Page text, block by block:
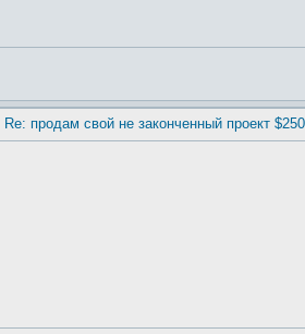
Re: продам свой не законченный проект